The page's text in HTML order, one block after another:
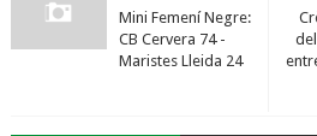
Mini Femení Negre:
CB Cervera 74 -
Maristes Lleida 24